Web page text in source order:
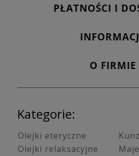
PŁATNOŚCI I
O FIRMIE
Kategorie:
Olejki eteryczne
Olejki relaksacyjne